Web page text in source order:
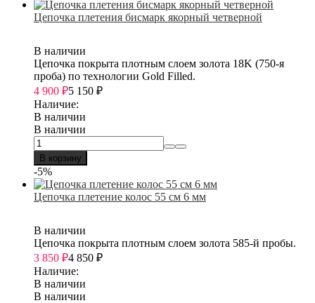
Цепочка плетения бисмарк якорный четверной
В наличии
Цепочка покрыта плотным слоем золота 18K (750-я
проба) по технологии Gold Filled.
4 900 ₽5 150 ₽
Наличие:
В наличии
В наличии
В корзину
-5%
Цепочка плетение колос 55 см 6 мм
В наличии
Цепочка покрыта плотным слоем золота 585-й пробы.
3 850 ₽4 850 ₽
Наличие:
В наличии
В наличии